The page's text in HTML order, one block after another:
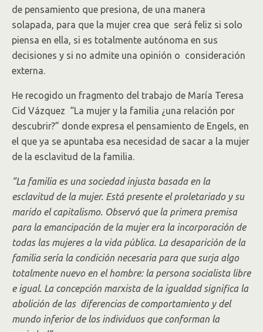
de pensamiento que presiona, de una manera
solapada, para que la mujer crea que será feliz si solo
piensa en ella, si es totalmente autónoma en sus
decisiones y si no admite una opinión o consideración
externa.
He recogido un fragmento del trabajo de María Teresa
Cid Vázquez “La mujer y la familia ¿una relación por
descubrir?” donde expresa el pensamiento de Engels, en
el que ya se apuntaba esa necesidad de sacar a la mujer
de la esclavitud de la familia.
“La familia es una sociedad injusta basada en la
esclavitud de la mujer. Está presente el proletariado y su
marido el capitalismo. Observó que la primera premisa
para la emancipación de la mujer era la incorporación de
todas las mujeres a la vida pública. La desaparición de la
familia sería la condición necesaria para que surja algo
totalmente nuevo en el hombre: la persona socialista libre
e igual. La concepción marxista de la igualdad significa la
abolición de las diferencias de comportamiento y del
mundo inferior de los individuos que conforman la